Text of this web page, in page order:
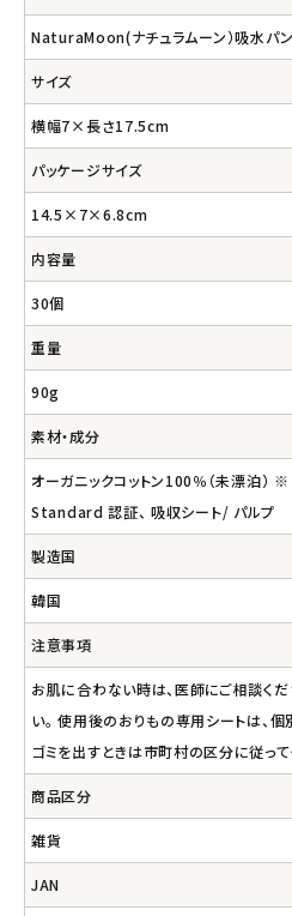
NaturaMoon(ナチュラムーン）吸水
サイズ
横幅7×長さ17.5cm
パッケージサイズ
14.5×7×6.8cm
内容量
30個
重量
90g
素材・成分
オーガニックコットン100％（未漂泊
Standard 認証、 吸収シート/ パルプ
製造国
韓国
注意事項
お肌に合わない時は、医師にご相談くだ
い。 使用後のおりもの専用シートは、個
ゴミを出すときは市町村の区分に従って
商品区分
雑貨
JAN